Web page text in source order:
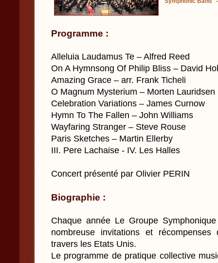
Programme :
Alleluia Laudamus Te – Alfred Reed
On A Hymnsong Of Philip Bliss – David
Amazing Grace – arr. Frank Ticheli
O Magnum Mysterium – Morten Lauridsen
Celebration Variations – James Curnow
Hymn To The Fallen – John Williams
Wayfaring Stranger – Steve Rouse
Paris Sketches – Martin Ellerby
III. Pere Lachaise - IV. Les Halles
Concert présenté par Olivier PERIN
Biographie :
Chaque année Le Groupe
nombreuse invitations et
travers les Etats Unis.
Le programme de pratique collective